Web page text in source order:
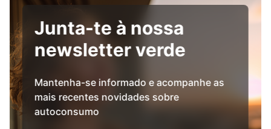
Junta-te à nossa
newsletter verde
Mantenha-se informado e acompanhe as
mais recentes novidades sobre
autoconsumo